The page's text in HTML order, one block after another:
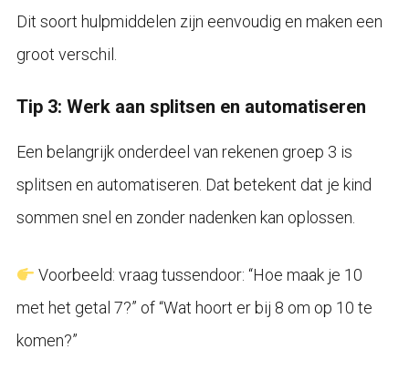
Dit soort hulpmiddelen zijn eenvoudig en maken een
groot verschil.
Tip 3: Werk aan splitsen en automatiseren
Een belangrijk onderdeel van rekenen groep 3 is
splitsen en automatiseren. Dat betekent dat je kind
sommen snel en zonder nadenken kan oplossen.
Voorbeeld: vraag tussendoor: “Hoe maak je 10
met het getal 7?” of “Wat hoort er bij 8 om op 10 te
komen?”